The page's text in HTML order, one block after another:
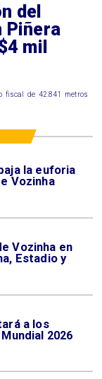
la euforia
Vozinha
Vozinha en
Estadio y
a los
2026
del
Piñera
mil
fiscal de 42.841 metros